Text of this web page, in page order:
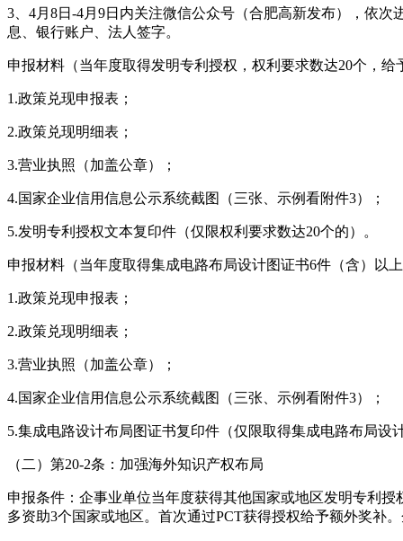
3、4月8日-4月9日内关注微信公众号（合肥高新发布），依
息、银行账户、法人签字。
申报材料（当年度取得发明专利授权，权利要求数达20个，给
1.政策兑现申报表；
2.政策兑现明细表；
3.营业执照（加盖公章）；
4.国家企业信用信息公示系统截图（三张、示例看附件3）；
5.发明专利授权文本复印件（仅限权利要求数达20个的）。
申报材料（当年度取得集成电路布局设计图证书6件（含）以
1.政策兑现申报表；
2.政策兑现明细表；
3.营业执照（加盖公章）；
4.国家企业信用信息公示系统截图（三张、示例看附件3）；
5.集成电路设计布局图证书复印件（仅限取得集成电路布局设
（二）第20-2条：加强海外知识产权布局
申报条件：企事业单位当年度获得其他国家或地区发明专利
多资助3个国家或地区。首次通过PCT获得授权给予额外奖补